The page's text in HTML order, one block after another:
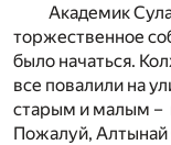
Академик
торжественное
было начаться.
все повалили на
старым и малым –
Пожалуй, Алтынай